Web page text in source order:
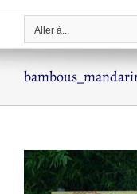
Aller à...